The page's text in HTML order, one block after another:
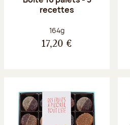
recettes
Poids net :
164g
17,20 €